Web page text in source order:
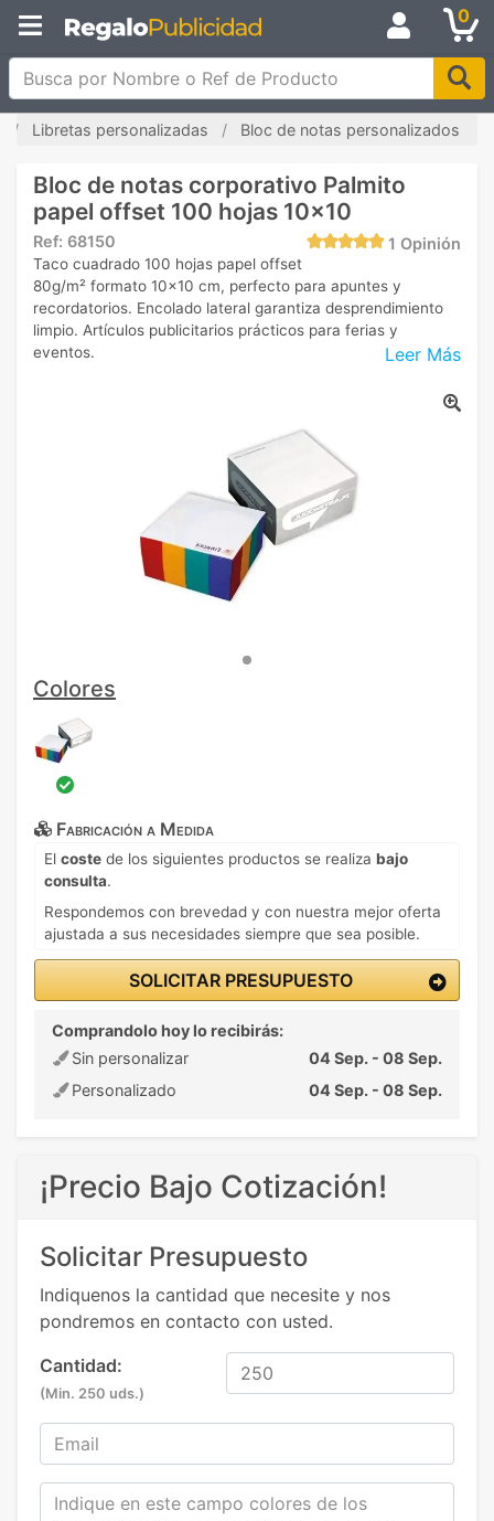
0
Busca por Nombre o Ref de Producto
Libretas personalizadas Bloc de notas personalizados
Bloc de notas corporativo Palmito
papel offset 100 hojas 10x10
Ref: 68150 1 Opinión
Leer Más
Taco cuadrado 100 hojas papel offset
80g/m² formato 10x10 cm, perfecto para apuntes y
recordatorios. Encolado lateral garantiza desprendimiento
limpio. Artículos publicitarios prácticos para ferias y
eventos.
Colores
Fabricación a Medida
El coste de los siguientes productos se realiza bajo
consulta.
Respondemos con brevedad y con nuestra mejor oferta
ajustada a sus necesidades siempre que sea posible.
SOLICITAR PRESUPUESTO
Comprandolo hoy lo recibirás:
Sin personalizar
04 Sep. - 08 Sep.
Personalizado
04 Sep. - 08 Sep.
¡Precio Bajo Cotización!
Solicitar Presupuesto
Indiquenos la cantidad que necesite y nos
pondremos en contacto con usted.
Cantidad:
(Min. 250 uds.)